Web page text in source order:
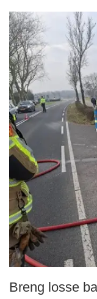
Breng losse